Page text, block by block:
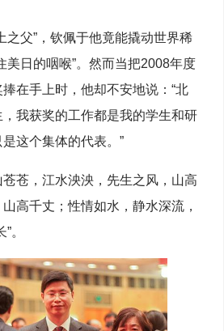
之父”，钦佩于他竟能撬动世界稀
美日的咽喉”。然而当把2008年度
在手上时，他却不安地说：“北
我获奖的工作都是我的学生和研
这个集体的代表。”
苍，江水泱泱，先生之风，山高
高千丈；性情如水，静水深流，
。